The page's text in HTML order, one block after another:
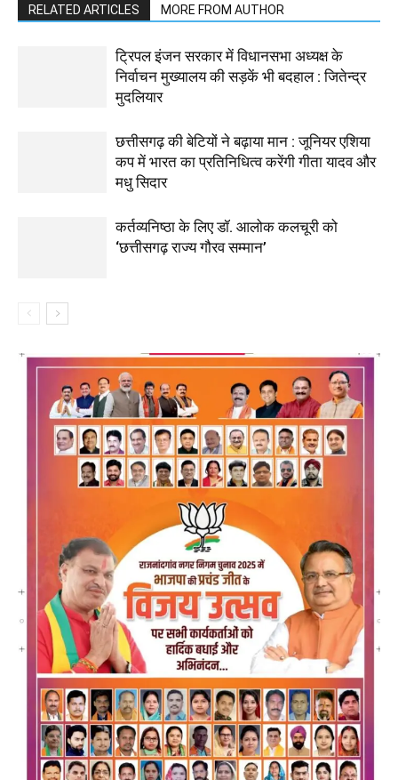
RELATED ARTICLES MORE FROM AUTHOR
ट्रिपल इंजन सरकार में विधानसभा अध्यक्ष के
निर्वाचन मुख्यालय की सड़कें भी बदहाल : जितेन्द्र
मुदलियार
छत्तीसगढ़ की बेटियों ने बढ़ाया मान : जूनियर एशिया
कप में भारत का प्रतिनिधित्व करेंगी गीता यादव और
मधु सिदार
कर्तव्यनिष्ठा के लिए डॉ. आलोक कलचूरी को
‘छत्तीसगढ़ राज्य गौरव सम्मान’